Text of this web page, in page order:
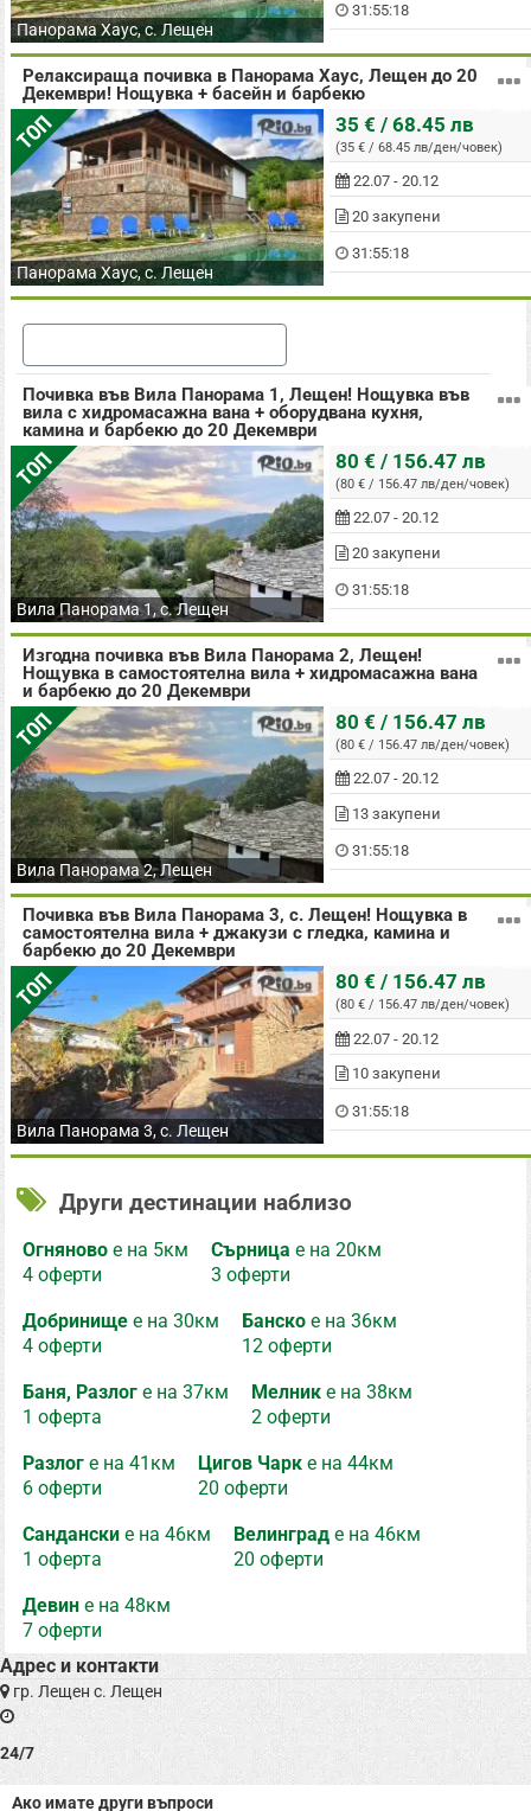
Панорама Хаус, с. Лещен
31:55:17
Релаксираща почивка в Панорама Хаус, Лещен до 20
Декември! Нощувка + басейн и барбекю
ТОП
Панорама Хаус, с. Лещен
35 € / 68.45 лв
(35 € / 68.45 лв/ден/човек)
22.07 - 20.12
20 закупени
31:55:17
Почивка във Вила Панорама 1, Лещен! Нощувка във
вила с хидромасажна вана + оборудвана кухня,
камина и барбекю до 20 Декември
ТОП
Вила Панорама 1, с. Лещен
80 € / 156.47 лв
(80 € / 156.47 лв/ден/човек)
22.07 - 20.12
20 закупени
31:55:17
Изгодна почивка във Вила Панорама 2, Лещен!
Нощувка в самостоятелна вила + хидромасажна вана
и барбекю до 20 Декември
ТОП
Вила Панорама 2, Лещен
80 € / 156.47 лв
(80 € / 156.47 лв/ден/човек)
22.07 - 20.12
13 закупени
31:55:17
Почивка във Вила Панорама 3, с. Лещен! Нощувка в
самостоятелна вила + джакузи с гледка, камина и
барбекю до 20 Декември
ТОП
Вила Панорама 3, с. Лещен
80 € / 156.47 лв
(80 € / 156.47 лв/ден/човек)
22.07 - 20.12
10 закупени
31:55:17
Други дестинации наблизо
Огняновое на 5км
4 оферти
Сърницае на 20км
3 оферти
Добринищее на 30км
4 оферти
Банское на 36км
12 оферти
Баня, Разлоге на 37км
1 оферта
Мелнике на 38км
2 оферти
Разлоге на 41км
6 оферти
Цигов Чарке на 44км
20 оферти
Санданские на 46км
1 оферта
Велинграде на 46км
20 оферти
Девине на 48км
7 оферти
Адрес и контакти
гр. Лещен с. Лещен
24/7
Ако имате други въпроси